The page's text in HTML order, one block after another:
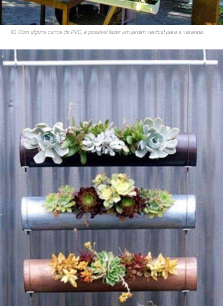
10. Com alguns canos de PVC, é possível fazer um jardim vertical para a varanda.